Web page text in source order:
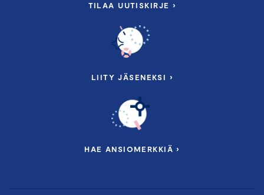
TILAA UUTISKIRJE ›
LIITY JÄSENEKSI ›
HAE ANSIOMERKKIÄ ›